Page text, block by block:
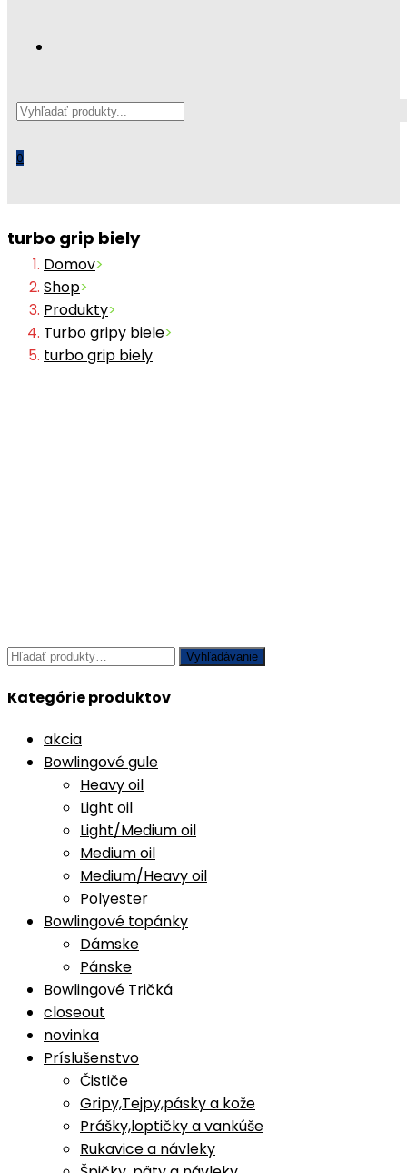
Search
website
0
turbo grip biely
Domov>
Shop>
Produkty>
Turbo gripy biele>
turbo grip biely
Hľadať: Vyhľadávanie
Kategórie produktov
akcia
Bowlingové gule
Heavy oil
Light oil
Light/Medium oil
Medium oil
Medium/Heavy oil
Polyester
Bowlingové topánky
Dámske
Pánske
Bowlingové Tričká
closeout
novinka
Príslušenstvo
Čističe
Gripy,Tejpy,pásky a kože
Prášky,loptičky a vankúše
Rukavice a návleky